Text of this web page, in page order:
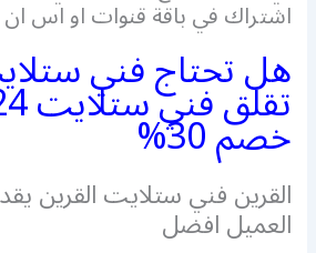
اشتراك في باقة قنوات او اس ان OSN.
هل تحتاج فني
خصم 30%
القرين فني ستلايت القرين
العميل افضل